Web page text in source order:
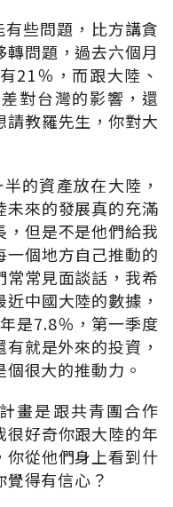
些問題，比方講貪
問題，過去六個月
21％，而跟大陸、
對台灣的影響，還
教羅先生，你對大
的資產放在大陸，
未來的發展真的充滿
但是不是他們給我
個地方自己推動的
常見面談話，我希
中國大陸的數據，
是7.8％，第一季度
就是外來的投資，
很大的推動力。
畫是跟共青團合作
好奇你跟大陸的年
從他們身上看到什
得有信心？